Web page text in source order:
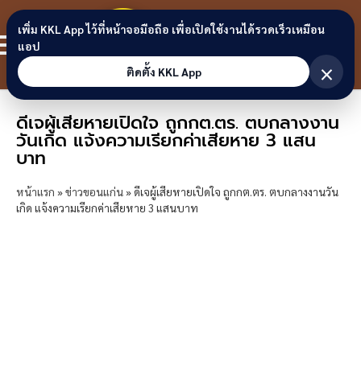
Skip to content
ขอนแก่น
ลิงก์
ดีเจผู้เสียหายเปิดใจ ถูกกต.ตร. ตบกลางงาน
วันเกิด แจ้งความเรียกค่าเสียหาย 3 แสน
บาท
หน้าแรก »ข่าวขอนแก่น»ดีเจผู้เสียหายเปิดใจ ถูกกต.ตร. ตบกลางงานวัน
เกิด แจ้งความเรียกค่าเสียหาย 3 แสนบาท
เพิ่ม KKL App ไว้ที่หน้าจอมือถือ เพื่อเปิดใช้งานได้รวดเร็วเหมือน
แอป
ติดตั้ง KKL App
×